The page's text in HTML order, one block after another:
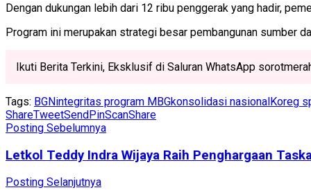
Dengan dukungan lebih dari 12 ribu penggerak yang hadir,
Program ini merupakan strategi besar pembangunan sumber
Ikuti Berita Terkini, Eksklusif di Saluran WhatsApp
Tags: BGNintegritas program MBGkonsolidasi nasionalKoreg
ShareTweetSendPinScanShare
Posting Sebelumnya
Letkol Teddy Indra Wijaya Raih Penghargaan
Posting Selanjutnya